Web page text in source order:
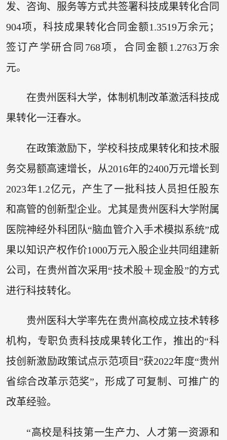
发、咨询、服务等方式共签署科技成果转化合同
904项，科技成果转化合同金额1.3519万余元；
签订产学研合同768项，合同金额1.2763万余
元。
在贵州医科大学，体制机制改革激活科技成
果转化一汪春水。
在政策激励下，学校科技成果转化和技术服
务交易额高速增长，从2016年的2400万元增长到
2023年1.2亿元，产生了一批科技人员担任股东
和高管的创新型企业。尤其是贵州医科大学附属
医院神经外科团队“脑血管介入手术模拟系统”成
果以知识产权作价1000万元入股企业共同组建新
公司，在贵州首次采用“技术股＋现金股”的方式
进行科技转化。
贵州医科大学率先在贵州高校成立技术转移
机构，专职负责科技成果转化工作，推出的“科
技创新激励政策试点示范项目”获2022年度“贵州
省综合改革示范奖”，形成了可复制、可推广的
改革经验。
“高校是科技第一生产力、人才第一资源和